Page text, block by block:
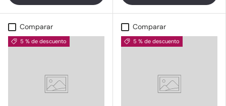
Comparar
5 % de descuento
Comparar
5 % de descuento